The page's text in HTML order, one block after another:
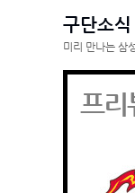
구단소식
미리 만나는 삼
프리